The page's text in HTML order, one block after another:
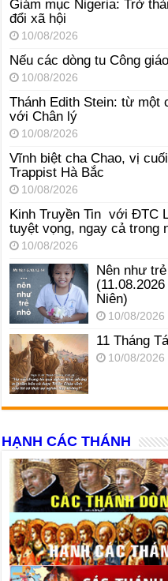
Giám mục Nigeria: Trở
đổi xã hội
10/08/2026
Nếu các dòng tu Công
10/08/2026
Thánh Edith Stein: từ một
với Chân lý
10/08/2026
Vĩnh biệt cha Chao, vị
Trappist Hà Bắc
10/08/2026
Kinh Truyền Tin với ĐTC
tuyệt vọng, ngay cả trong
10/08/2026
Nên như
Niên)
10/08/2026
11 Tháng
10/08/2026
HẠNH CÁC THÁNH